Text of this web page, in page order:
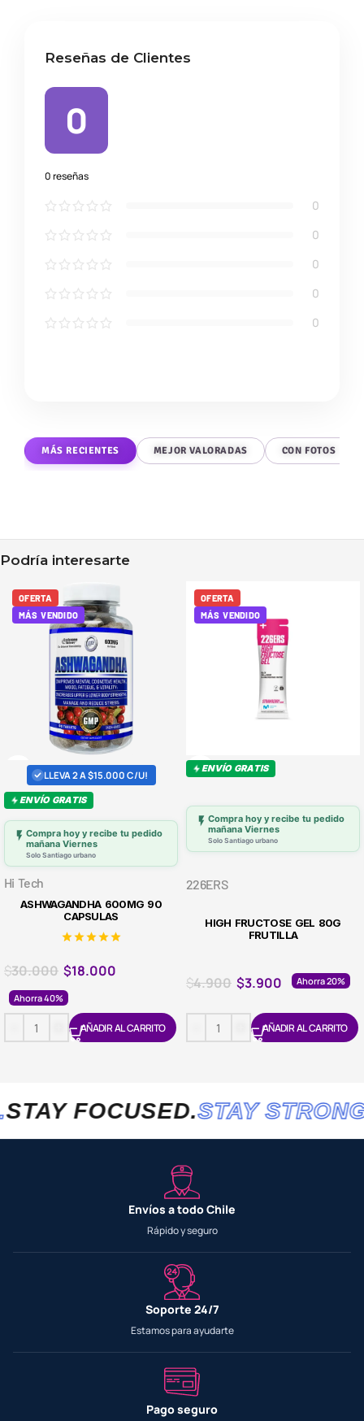
Reseñas de Clientes
0
0 reseñas
0
0
0
0
0
MÁS RECIENTES MEJOR VALORADAS CON FOTOS
Podría interesarte
OFERTA
MÁS VENDIDO
LLEVA 2 A $15.000 C/U!
ASHWAGANDHA 600MG 90
CAPSULAS
ENVÍO GRATIS
Hi Tech
Compra hoy y recibe tu pedido
mañana Viernes
Solo Santiago urbano
$30.000 $18.000
Ahorra 40%
AÑADIR AL CARRITO
OFERTA
MÁS VENDIDO
HIGH FRUCTOSE GEL 80G
FRUTILLA
ENVÍO GRATIS
226ERS
Compra hoy y recibe tu pedido
mañana Viernes
Solo Santiago urbano
$4.900 $3.900 Ahorra 20%
AÑADIR AL CARRITO
FOCUSED.STAY STRONG.
Envíos a todo Chile
Rápido y seguro
Soporte 24/7
Estamos para ayudarte
Pago seguro